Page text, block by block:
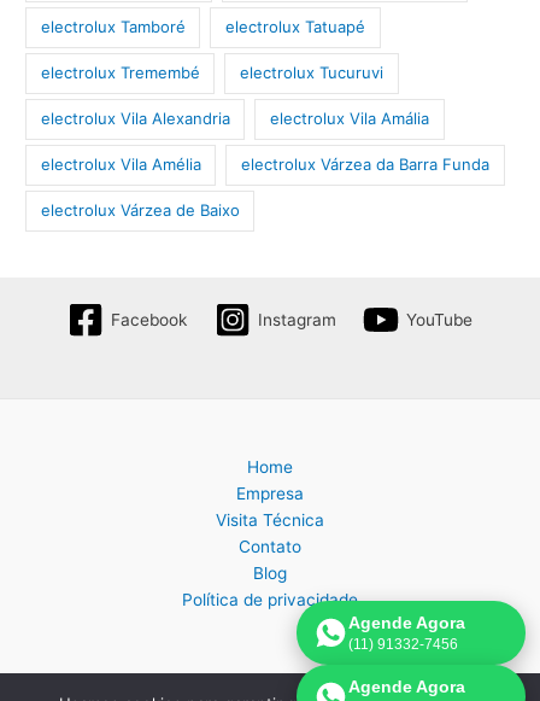
electrolux Tamboré electrolux Tatuapé
electrolux Tremembé electrolux Tucuruvi
electrolux Vila Alexandria electrolux Vila Amália
electrolux Vila Amélia electrolux Várzea da Barra Funda
electrolux Várzea de Baixo
Facebook Instagram YouTube
Home
Empresa
Visita Técnica
Contato
Blog
Política de privacidade
Agende Agora
(11) 91332-7456
Agende Agora